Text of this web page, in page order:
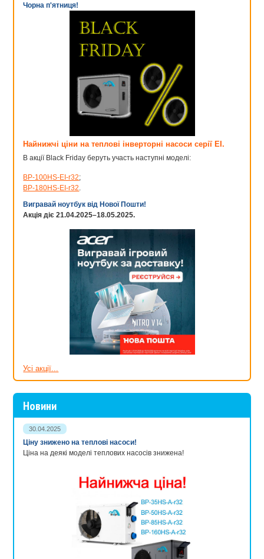
розраховані для роботи у великому ставку;
плаваючі скімери
- автономні фільтри з власним насосом,
їх можна використовувати за будь-якої глибини ставка. Для
великого ставка краще встановити кілька таких скімерів;
встановлюються в береговий грунт і застосовуються для
очищення великих ставків. Берегові скімери часто
оснащують УФ лампами для стерилізації водойми.
«АкваЛавка» пропонує велику різноманітність скімерів ставка
різної продуктивності. В асортименті є скімери фільтри з
вбудованим насосом, з вбудованою лампою УФ або аератором.
Підходять для будь-яких систем фільтрації. Обов'язково
прочитайте всі можливості фільтрів скімерів з каталогу та оберіть
найоптимальніший пристрій.
своїм досвідом у створенні штучних водойм та догляді за ними.
Чорна п'ятниця!
Найнижчі ціни на теплові інверторні насоси серії EI.
В акції Black Friday беруть участь наступні моделі:
BP-100HS-EI-r32;
BP-180HS-EI-r32.
Вигравай ноутбук від Нової Пошти!
Акція діє 21.04.2025–18.05.2025.
Усі акції...
Новини
30.04.2025
Ціну знижено на теплові насоси!
Ціна на деякі моделі теплових насосів знижена!